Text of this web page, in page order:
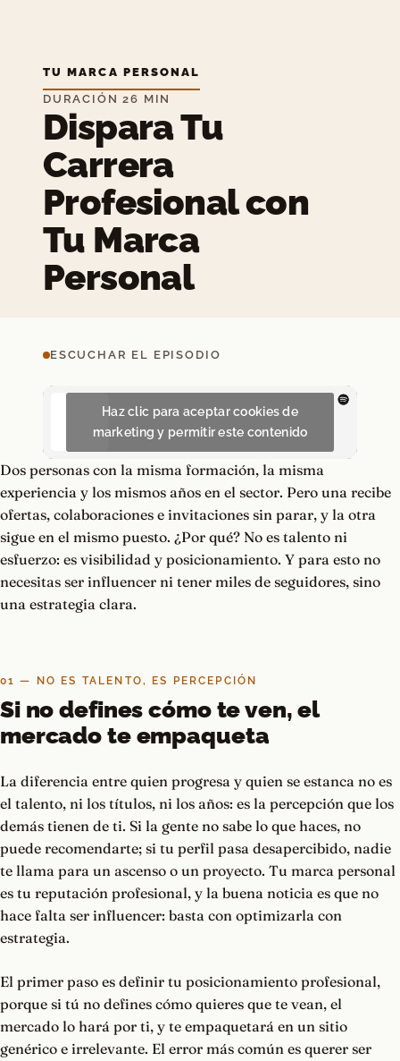
TU MARCA PERSONAL
DURACIÓN 26 MIN
Dispara Tu
Carrera
Profesional con
Tu Marca
Personal
ESCUCHAR EL EPISODIO
Haz clic para aceptar cookies de
marketing y permitir este contenido
Dos personas con la misma formación, la misma
experiencia y los mismos años en el sector. Pero una recibe
ofertas, colaboraciones e invitaciones sin parar, y la otra
sigue en el mismo puesto. ¿Por qué? No es talento ni
esfuerzo: es visibilidad y posicionamiento. Y para esto no
necesitas ser influencer ni tener miles de seguidores, sino
una estrategia clara.
01 — NO ES TALENTO, ES PERCEPCIÓN
Si no defines cómo te ven, el
mercado te empaqueta
La diferencia entre quien progresa y quien se estanca no es
el talento, ni los títulos, ni los años: es la percepción que los
demás tienen de ti. Si la gente no sabe lo que haces, no
puede recomendarte; si tu perfil pasa desapercibido, nadie
te llama para un ascenso o un proyecto. Tu marca personal
es tu reputación profesional, y la buena noticia es que no
hace falta ser influencer: basta con optimizarla con
estrategia.
El primer paso es definir tu posicionamiento profesional,
porque si tú no defines cómo quieres que te vean, el
mercado lo hará por ti, y te empaquetará en un sitio
genérico e irrelevante. El error más común es querer ser